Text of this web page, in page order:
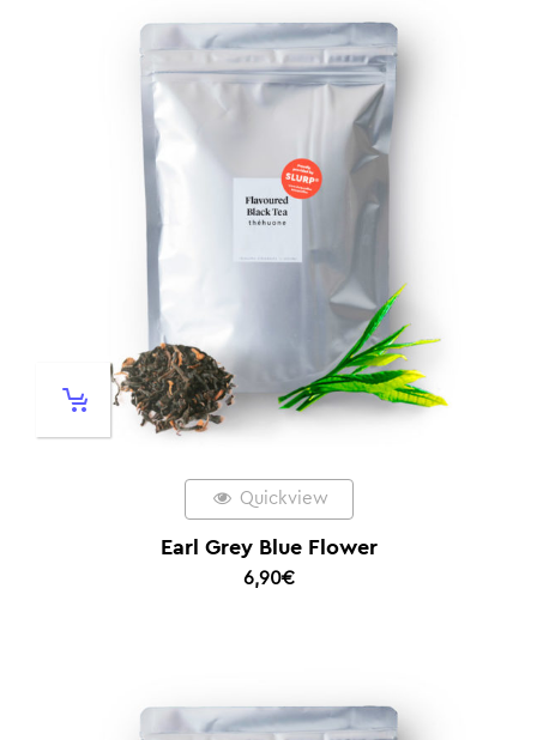
Quickview
Earl Grey Blue Flower
6,90€